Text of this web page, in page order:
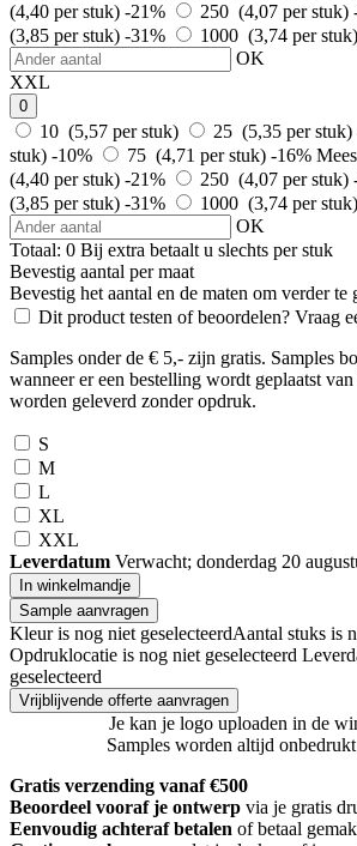
(4,40 per stuk) -21% 250 (4,07 per stuk)
(3,85 per stuk) -31% 1000 (3,74 per stuk)
OK
XXL
0
10 (5,57 per stuk) 25 (5,35 per stuk)
stuk) -10% 75 (4,71 per stuk) -16%
(4,40 per stuk) -21% 250 (4,07 per stuk)
(3,85 per stuk) -31% 1000 (3,74 per stuk)
OK
Totaal: 0 Bij extra betaalt u slechts per stuk
Bevestig aantal per maat
Bevestig het aantal en de maten om verder te
Dit product testen of beoordelen? Vraag
Samples onder de € 5,- zijn gratis. Samples
wanneer er een bestelling wordt geplaatst
worden geleverd zonder opdruk.
S
M
L
XL
XXL
Leverdatum Verwacht; donderdag 20
In winkelmandje
Sample aanvragen
Kleur is nog niet geselecteerdAantal stuks is
Opdruklocatie is nog niet geselecteerd
geselecteerd
Vrijblijvende offerte aanvragen
Je kan je logo uploaden in de
Samples worden altijd
Gratis verzending vanaf €500
Beoordeel vooraf je ontwerp via je gratis
Eenvoudig achteraf betalen of betaal